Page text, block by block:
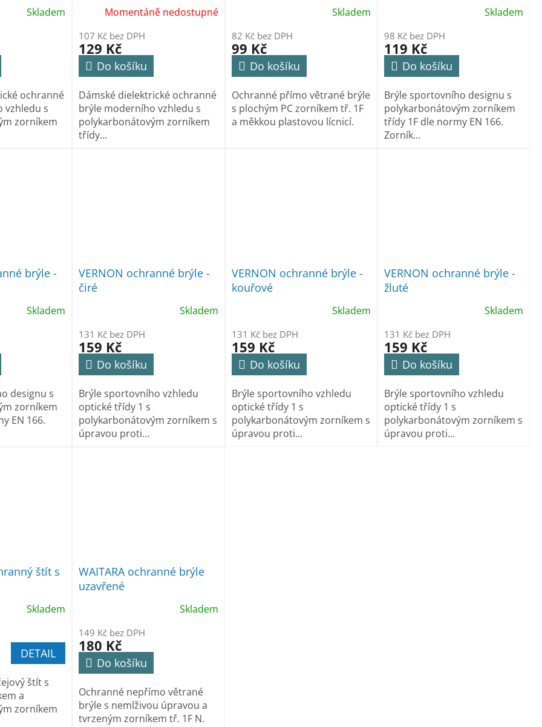
Skladem
ochranné
vzhledu s
zorníkem
Momentáně nedostupné
107 Kč bez DPH
129 Kč
Do košíku
Dámské dielektrické ochranné
brýle moderního vzhledu s
polykarbonátovým zorníkem
třídy...
Skladem
82 Kč bez DPH
99 Kč
Do košíku
Ochranné přímo větrané brýle
s plochým PC zorníkem tř. 1F
a měkkou plastovou lícnicí.
Skladem
98 Kč bez DPH
119 Kč
Do košíku
Brýle sportovního designu s
polykarbonátovým zorníkem
třídy 1F dle normy EN 166.
Zorník...
brýle -
Skladem
designu s
zorníkem
EN 166.
VERNON ochranné brýle -
čiré
Skladem
131 Kč bez DPH
159 Kč
Do košíku
Brýle sportovního vzhledu
optické třídy 1 s
polykarbonátovým zorníkem s
úpravou proti...
VERNON ochranné brýle -
kouřové
Skladem
131 Kč bez DPH
159 Kč
Do košíku
Brýle sportovního vzhledu
optické třídy 1 s
polykarbonátovým zorníkem s
úpravou proti...
VERNON ochranné brýle -
žluté
Skladem
131 Kč bez DPH
159 Kč
Do košíku
Brýle sportovního vzhledu
optické třídy 1 s
polykarbonátovým zorníkem s
úpravou proti...
štít s
Skladem
DETAIL
štít s
a
zorníkem
WAITARA ochranné brýle
uzavřené
Skladem
149 Kč bez DPH
180 Kč
Do košíku
Ochranné nepřímo větrané
brýle s nemlživou úpravou a
tvrzeným zorníkem tř. 1F N.